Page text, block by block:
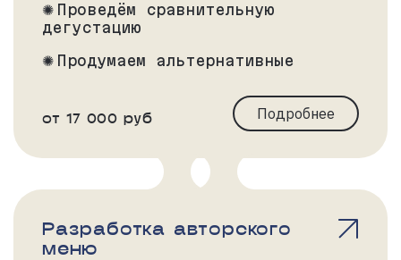
Проведём сравнительную
дегустацию
Продумаем альтернативные
от 17 000 руб
Подробнее
Разработка авторского
меню